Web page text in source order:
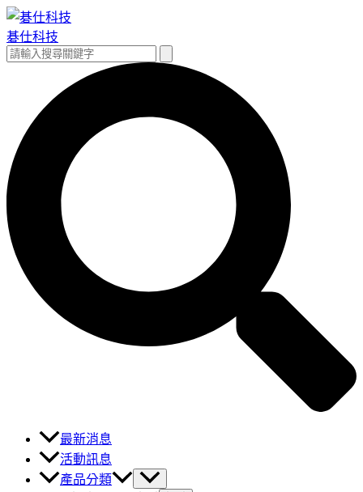
跳
至
主
碁仕科技
搜
最新消息
活動訊息
產品分類